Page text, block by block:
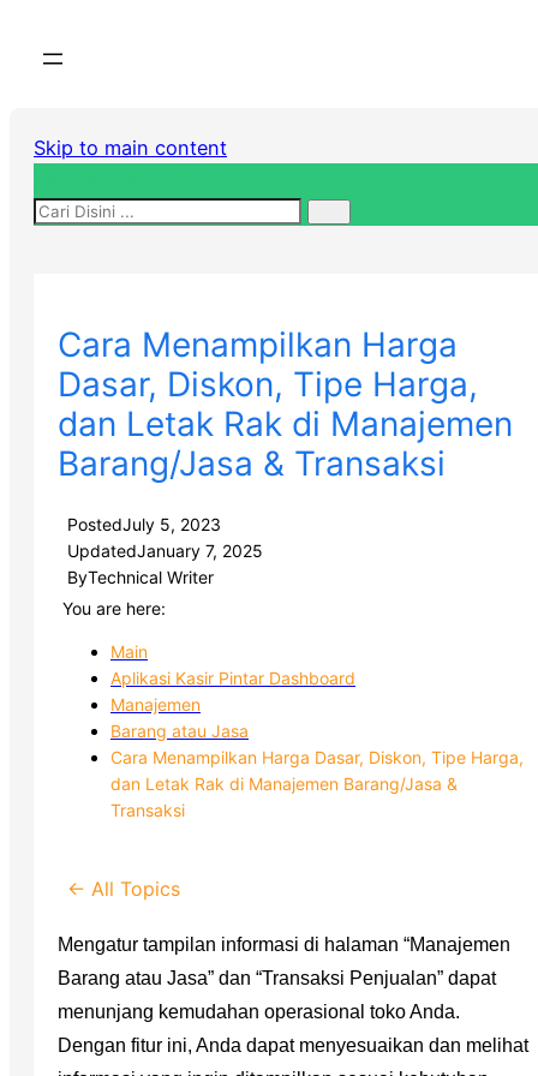
Skip to main content
Cara Menampilkan Harga
Dasar, Diskon, Tipe Harga,
dan Letak Rak di Manajemen
Barang/Jasa & Transaksi
PostedJuly 5, 2023
UpdatedJanuary 7, 2025
ByTechnical Writer
You are here:
Main
Aplikasi Kasir Pintar Dashboard
Manajemen
Barang atau Jasa
Cara Menampilkan Harga Dasar, Diskon, Tipe Harga,
dan Letak Rak di Manajemen Barang/Jasa &
Transaksi
← All Topics
Mengatur tampilan informasi di halaman “Manajemen
Barang atau Jasa” dan “Transaksi Penjualan” dapat
menunjang kemudahan operasional toko Anda.
Dengan fitur ini, Anda dapat menyesuaikan dan melihat